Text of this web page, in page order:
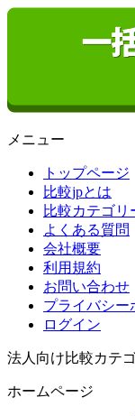
メニュー
トップページ
比較jpとは
比較カテゴリ
よくある質問
会社概要
利用規約
お問い合わせ
プライバシー
ログイン
法人向け比較カテ
ホームページ